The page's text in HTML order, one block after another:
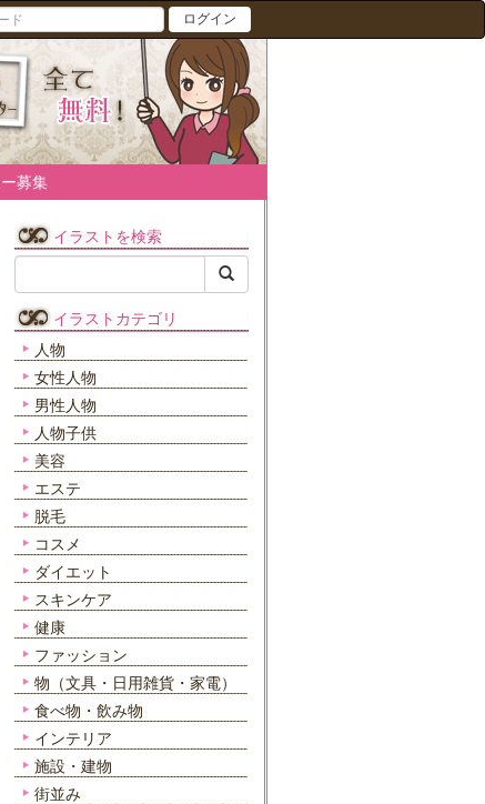
ログイン
募集
イラストを検索
イラストカテゴリ
人物
女性人物
男性人物
人物子供
美容
エステ
脱毛
コスメ
ダイエット
スキンケア
健康
ファッション
物（文具・日用雑貨・家電）
食べ物・飲み物
インテリア
施設・建物
街並み